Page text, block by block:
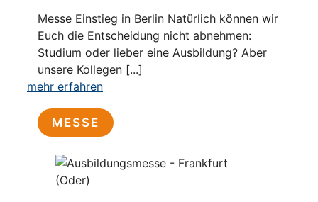
Messe Einstieg in Berlin Natürlich können wir
Euch die Entscheidung nicht abnehmen:
Studium oder lieber eine Ausbildung? Aber
unsere Kollegen [...]
mehr erfahren
MESSE